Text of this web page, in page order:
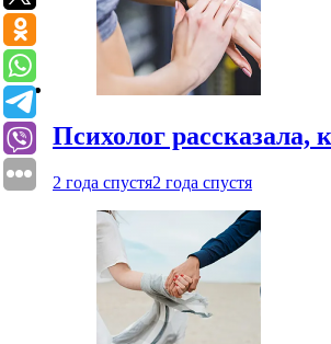
Психолог
2 года спустя2 года спустя